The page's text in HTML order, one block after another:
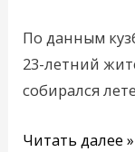
По данным
23-летний
собирался
аэропорту
Читать далее »